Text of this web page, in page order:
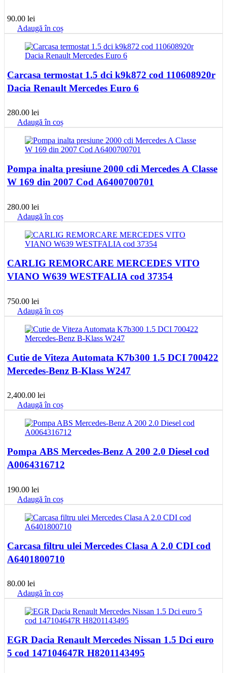
90.00 lei
Adaugă în coș
Carcasa termostat 1.5 dci k9k872 cod 110608920r
Dacia Renault Mercedes Euro 6
280.00 lei
Adaugă în coș
Pompa inalta presiune 2000 cdi Mercedes A Classe
W 169 din 2007 Cod A6400700701
280.00 lei
Adaugă în coș
CARLIG REMORCARE MERCEDES VITO
VIANO W639 WESTFALIA cod 37354
750.00 lei
Adaugă în coș
Cutie de Viteza Automata K7b300 1.5 DCI 700422
Mercedes-Benz B-Klass W247
2,400.00 lei
Adaugă în coș
Pompa ABS Mercedes-Benz A 200 2.0 Diesel cod
A0064316712
190.00 lei
Adaugă în coș
Carcasa filtru ulei Mercedes Clasa A 2.0 CDI cod
A6401800710
80.00 lei
Adaugă în coș
EGR Dacia Renault Mercedes Nissan 1.5 Dci euro
5 cod 147104647R H8201143495